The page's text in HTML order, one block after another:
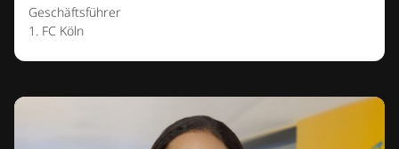
Geschäftsführer
1. FC Köln